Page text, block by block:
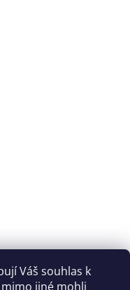
Váš souhlas k
jiné mohli